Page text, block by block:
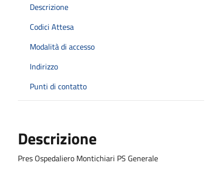
Descrizione
Codici Attesa
Modalità di accesso
Indirizzo
Punti di contatto
Descrizione
Pres Ospedaliero Montichiari PS Generale